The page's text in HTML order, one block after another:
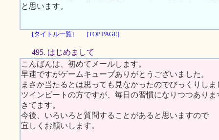
と思います。
[タイトル一覧] [TOP PAGE]
495. はじめまして
こんばんは、初めてメールします。
早速ですがゲームキューブありがとうございました。
まさか当たるとは思っても見なかったのでびっくりしま
ツインビートの方ですが、毎日の習慣になりつつあり
きてます。
今後、いろいろと質問することがあると思いますので
宜しくお願いします。